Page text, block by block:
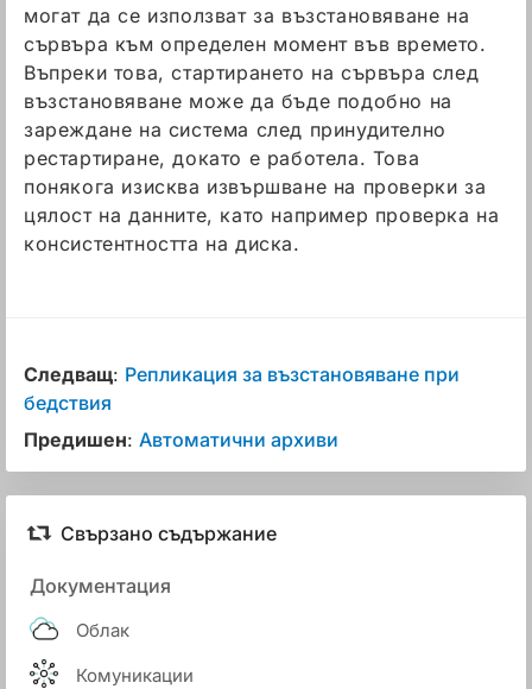
могат да се използват за възстановяване на
сървъра към определен момент във времето.
Въпреки това, стартирането на сървъра след
възстановяване може да бъде подобно на
зареждане на система след принудително
рестартиране, докато е работела. Това
понякога изисква извършване на проверки за
цялост на данните, като например проверка на
консистентността на диска.
Следващ: Репликация за възстановяване при
бедствия
Предишен: Автоматични архиви
Свързано съдържание
Документация
Облак
Комуникации